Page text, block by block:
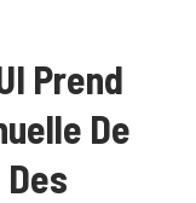
Prend
De